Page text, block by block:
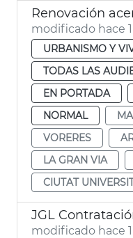
Renovación
modificado hace
URBANISMO Y
TODAS LAS
EN PORTADA
NORMAL
VORERES
LA GRAN VIA
CIUTAT
modificado hace